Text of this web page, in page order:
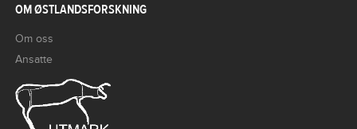
OM ØSTLANDSFORSKNING
Om oss
Ansatte